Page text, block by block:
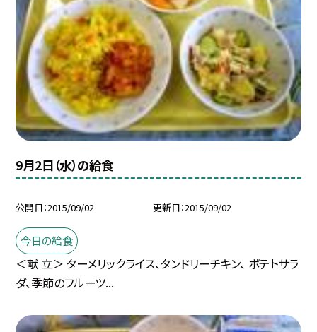
9月2日（水）の給食
公開日 2015/09/02 更新日 2015/09/02
今日の給食
＜献 立＞ ターメリックライス、タンドリーチキン、 ポテトサラ
ダ、季節のフルーツ...